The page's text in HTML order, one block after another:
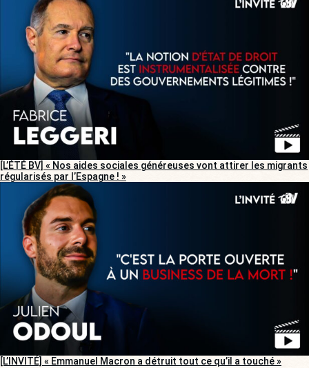
[L’ÉTÉ BV] « Nos aides sociales généreuses vont attirer les migrants
régularisés par l’Espagne ! »
[L’INVITÉ] « Emmanuel Macron a détruit tout ce qu’il a touché »